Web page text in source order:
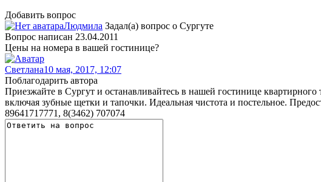
Добавить вопрос
Людмила Задал(а) вопрос о Сургуте
Вопрос написан 23.04.2011
Цены на номера в вашей гостинице?
Светлана10 мая, 2017, 12:07
Поблагодарить автора
Приезжайте в Сургут и останавливайтесь в нашей гостинице
включая зубные щетки и тапочки. Идеальная чистота и постельное.
89641717771, 8(3462) 707074